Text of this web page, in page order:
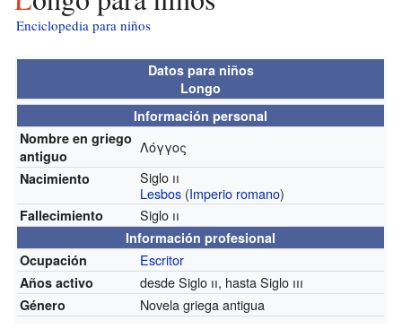
Enciclopedia para niños
Datos para niños
Longo
Información personal
Nombre en griego
antiguo
Λόγγος
Nacimiento Siglo ii
Lesbos (Imperio romano)
Fallecimiento Siglo ii
Información profesional
Ocupación
Escritor
Años activo desde Siglo ii, hasta Siglo iii
Género Novela griega antigua